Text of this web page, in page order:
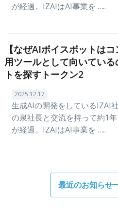
が経過。IZAIはAI事業を …..
【なぜAIボイスボットは
用ツールとして向いてい
トを探すトークン2
2025.12.17
生成AIの開発をしているIZAI社
の泉社長と交流を持って約1年
が経過。IZAIはAI事業を …..
最近のお知らせ